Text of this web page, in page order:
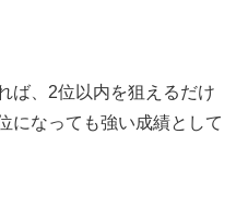
ば、2位以内を狙えるだけ
になっても強い成績として